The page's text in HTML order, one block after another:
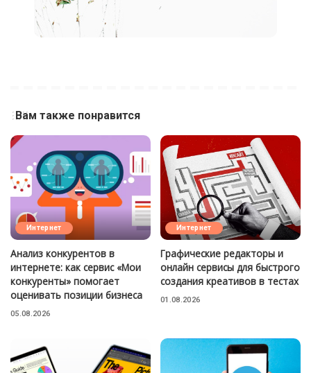
Вам также понравится
Интернет
Анализ конкурентов в
интернете: как сервис «Мои
конкуренты» помогает
оценивать позиции бизнеса
05.08.2026
Интернет
Графические редакторы и
онлайн сервисы для быстрого
создания креативов в тестах
01.08.2026